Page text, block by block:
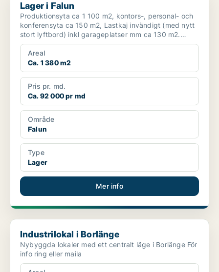
Lager i Falun
Produktionsyta ca 1 100 m2, kontors-, personal- och
konferensyta ca 150 m2, Lastkaj invändigt (med nytt
stort lyftbord) inkl garageplatser mm ca 130 m2.
Finn...
Areal
Ca. 1 380 m2
Pris pr. md.
Ca. 92 000 pr md
Område
Falun
Type
Lager
Mer info
Industrilokal i Borlänge
Industrilokal i Borlänge
Nybyggda lokaler med ett centralt läge i Borlänge För
info ring eller maila